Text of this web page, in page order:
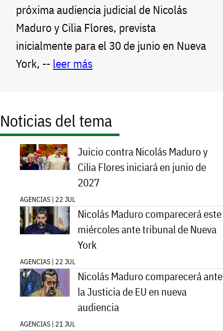
próxima audiencia judicial de Nicolás
Maduro y Cilia Flores, prevista
inicialmente para el 30 de junio en Nueva
York, -- leer más
Noticias del tema
Juicio contra Nicolás Maduro y
Cilia Flores iniciará en junio de
2027
AGENCIAS | 22 JUL
Nicolás Maduro comparecerá este
miércoles ante tribunal de Nueva
York
AGENCIAS | 22 JUL
Nicolás Maduro comparecerá ante
la Justicia de EU en nueva
audiencia
AGENCIAS | 21 JUL